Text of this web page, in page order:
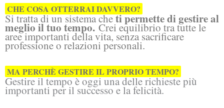
CHE COSA OTTERRAI DAVVERO?
Si tratta di un sistema cheti permette di gestire al
meglio il tuo tempo. Crei equilibrio tra tutte le
aree importanti della vita, senza sacrificare
professione o relazioni personali.
MA PERCHÈ GESTIRE IL PROPRIO TEMPO?
Gestire il tempo è oggi una delle richieste più
importanti per il successo e la felicità.